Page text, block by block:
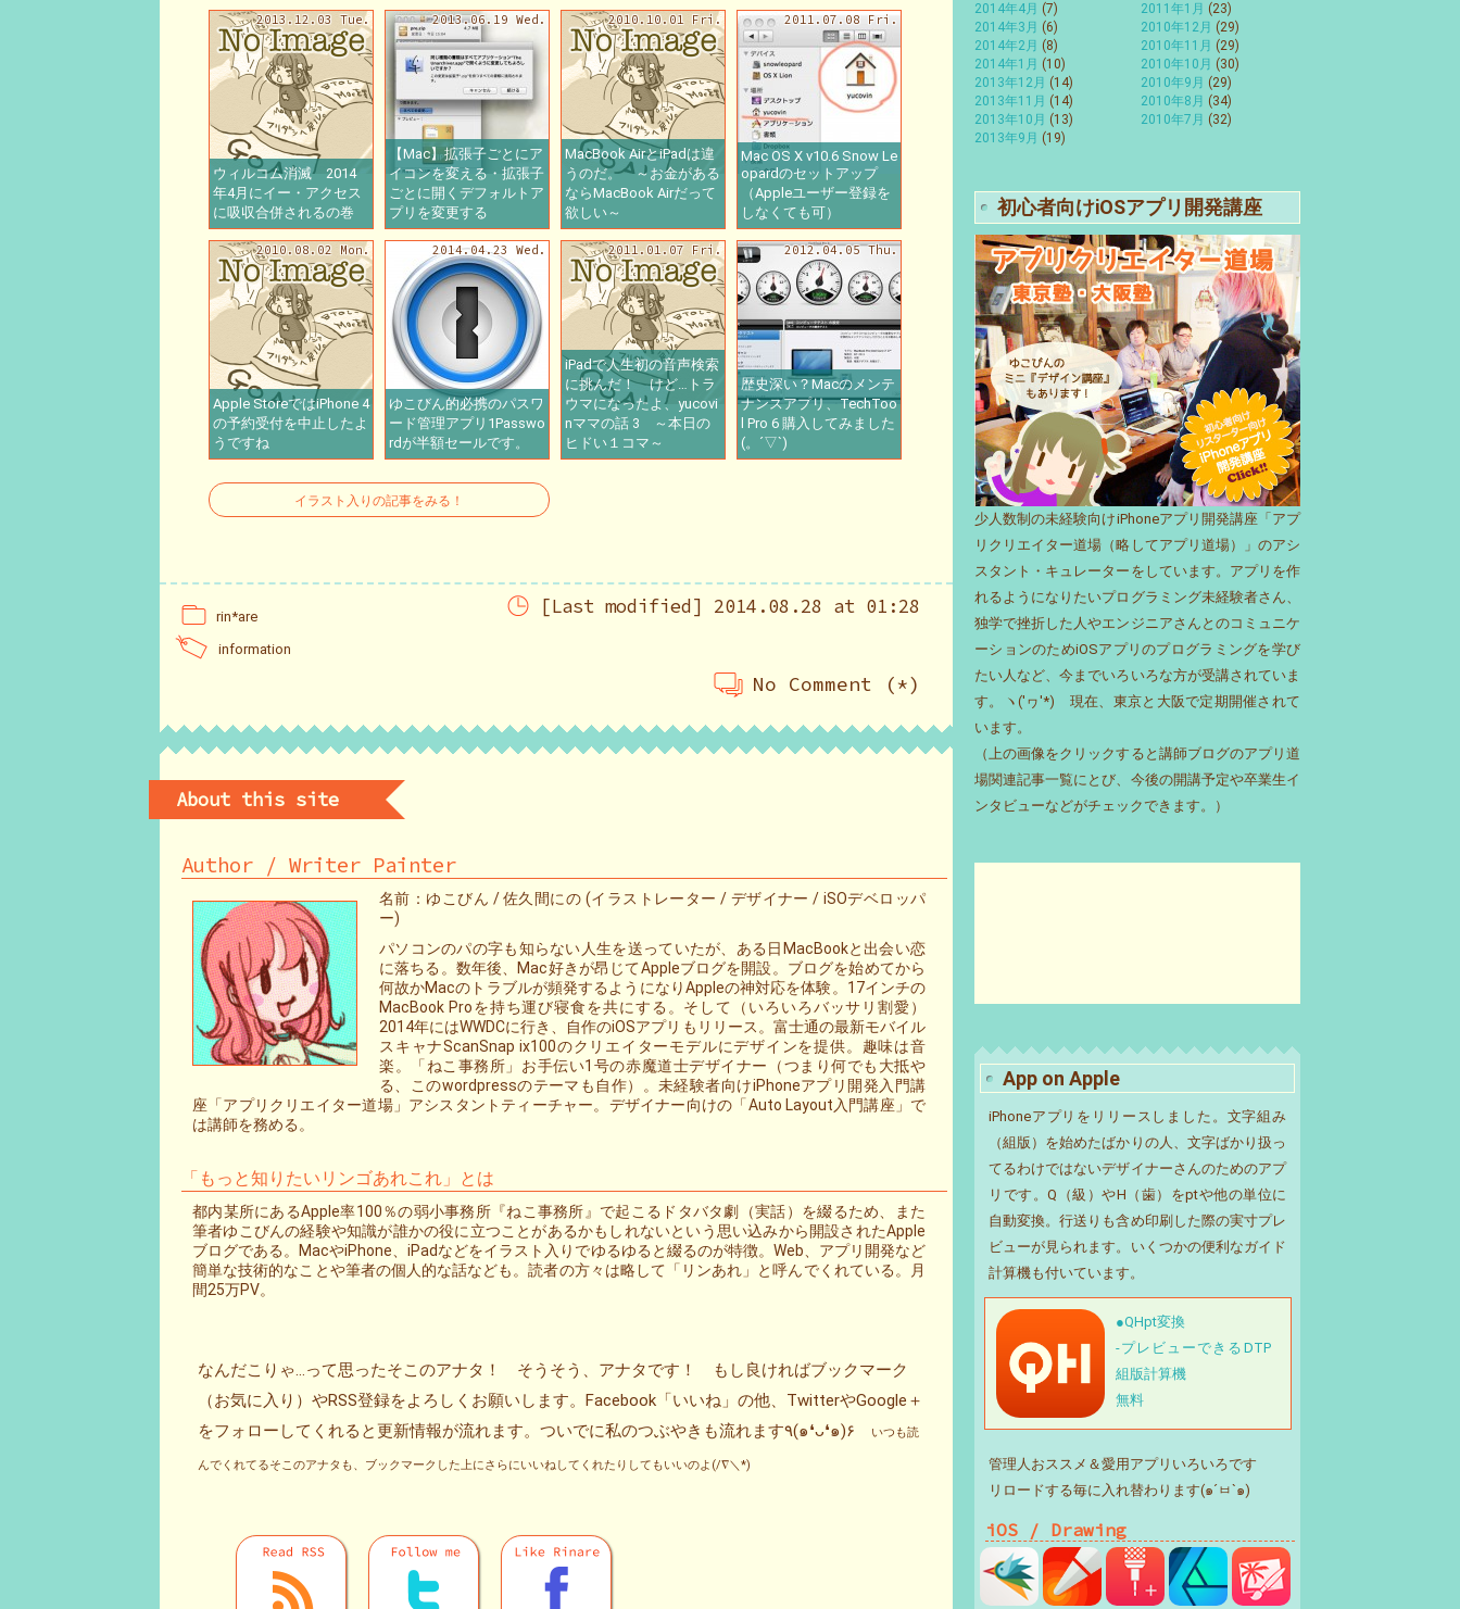
2013.12.03 Tue.
ウィルコム消滅 2014
年4月にイー・アクセス
に吸収合併されるの巻
2013.06.19 Wed.
【Mac】拡張子ごとにア
イコンを変える・拡張子
ごとに開くデフォルトア
プリを変更する
2010.10.01 Fri.
MacBook AirとiPadは違
うのだ。 ～お金がある
ならMacBook Airだって
欲しい～
2011.07.08 Fri.
Mac OS X v10.6 Snow Le
opardのセットアップ
（Appleユーザー登録を
しなくても可）
2010.08.02 Mon.
Apple StoreではiPhone 4
の予約受付を中止したよ
うですね
2014.04.23 Wed.
ゆこびん的必携のパスワ
ード管理アプリ1Passwo
rdが半額セールです。
2011.01.07 Fri.
iPadで人生初の音声検索
に挑んだ！ けど…トラ
ウマになったよ、yucovi
nママの話 3 ～本日の
ヒドい１コマ～
2012.04.05 Thu.
歴史深い？Macのメンテ
ナンスアプリ、TechToo
l Pro 6 購入してみました
(。´▽`)
イラスト入りの記事をみる！
[Last modified] 2014.08.28 at 01:28
rin*are
information
No Comment (*)
About this site
Author / Writer Painter
名前：ゆこびん / 佐久間にの (イラストレーター / デザイナー / iSOデベロッパ
ー)
パソコンのパの字も知らない人生を送っていたが、ある日MacBookと出会い恋
に落ちる。数年後、Mac好きが昂じてAppleブログを開設。ブログを始めてから
何故かMacのトラブルが頻発するようになりAppleの神対応を体験。17インチの
MacBook Proを持ち運び寝食を共にする。そして（いろいろバッサリ割愛）
2014年にはWWDCに行き、自作のiOSアプリもリリース。富士通の最新モバイル
スキャナScanSnap ix100のクリエイターモデルにデザインを提供。趣味は音
楽。「ねこ事務所」お手伝い1号の赤魔道士デザイナー（つまり何でも大抵や
る、このwordpressのテーマも自作）。未経験者向けiPhoneアプリ開発入門講
座「アプリクリエイター道場」アシスタントティーチャー。デザイナー向けの「Auto Layout入門講座」で
は講師を務める。
「もっと知りたいリンゴあれこれ」とは
都内某所にあるApple率100％の弱小事務所『ねこ事務所』で起こるドタバタ劇（実話）を綴るため、また
筆者ゆこびんの経験や知識が誰かの役に立つことがあるかもしれないという思い込みから開設されたApple
ブログである。MacやiPhone、iPadなどをイラスト入りでゆるゆると綴るのが特徴。Web、アプリ開発など
簡単な技術的なことや筆者の個人的な話なども。読者の方々は略して「リンあれ」と呼んでくれている。月
間25万PV。
なんだこりゃ…って思ったそこのアナタ！ そうそう、アナタです！ もし良ければブックマーク
（お気に入り）やRSS登録をよろしくお願いします。Facebook「いいね」の他、TwitterやGoogle＋
をフォローしてくれると更新情報が流れます。ついでに私のつぶやきも流れます٩(๑❛ᴗ❛๑)۶
いつも読
んでくれてるそこのアナタも、ブックマークした上にさらにいいねしてくれたりしてもいいのよ(/∇＼*)
2014年4月 (7)
2014年3月 (6)
2014年2月 (8)
2014年1月 (10)
2013年12月 (14)
2013年11月 (14)
2013年10月 (13)
2013年9月 (19)
2011年1月 (23)
2010年12月 (29)
2010年11月 (29)
2010年10月 (30)
2010年9月 (29)
2010年8月 (34)
2010年7月 (32)
初心者向けiOSアプリ開発講座
少人数制の未経験向けiPhoneアプリ開発講座「アプ
リクリエイター道場（略してアプリ道場）」のアシ
スタント・キュレーターをしています。アプリを作
れるようになりたいプログラミング未経験者さん、
独学で挫折した人やエンジニアさんとのコミュニケ
ーションのためiOSアプリのプログラミングを学び
たい人など、今までいろいろな方が受講されていま
す。ヽ('ヮ'*)ゝ現在、東京と大阪で定期開催されて
います。
（上の画像をクリックすると講師ブログのアプリ道
場関連記事一覧にとび、今後の開講予定や卒業生イ
ンタビューなどがチェックできます。）
App on Apple
iPhoneアプリをリリースしました。文字組み
（組版）を始めたばかりの人、文字ばかり扱っ
てるわけではないデザイナーさんのためのアプ
リです。Q（級）やH（歯）をptや他の単位に
自動変換。行送りも含め印刷した際の実寸プレ
ビューが見られます。いくつかの便利なガイド
計算機も付いています。
●QHpt変換
-プレビューできるDTP
組版計算機
無料
管理人おススメ＆愛用アプリいろいろです
リロードする毎に入れ替わります(๑´ㅂ`๑)
iOS / Drawing